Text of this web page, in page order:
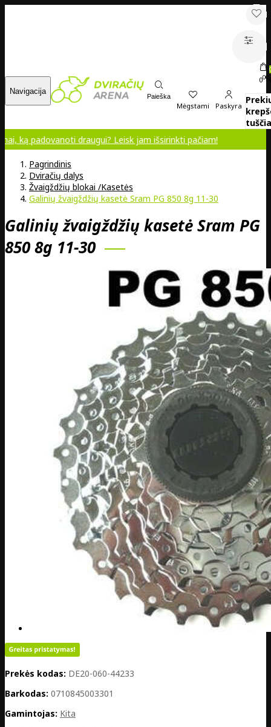
Navigacija
Paieška
Mėgstami Paskyra
000
draugui? Leisk jam išsirinkti pačiam!
Pagrindinis
Dviračių dalys
Žvaigždžių blokai /Kasetės
Galinių žvaigždžių kasetė Sram PG 850 8g 11-30
Galinių žvaigždžių kasetė Sram PG
850 8g 11-30
Prekės kodas: DE20-060-44233
Barkodas: 0710845003301
Gamintojas: Kita